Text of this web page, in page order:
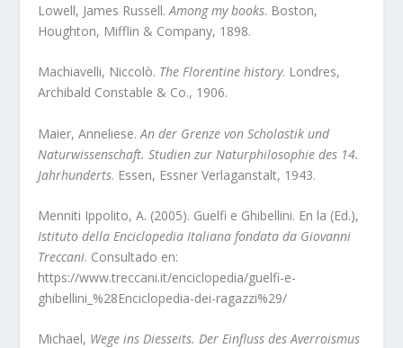
Lowell, James Russell.Among my books. Boston,
Houghton, Mifflin & Company, 1898.
Machiavelli, Niccolò. The Florentine history. Londres,
Archibald Constable & Co., 1906.
Maier, Anneliese.An der Grenze von Scholastik und
Naturwissenschaft. Studien zur Naturphilosophie des 14.
Jahrhunderts. Essen, Essner Verlaganstalt, 1943.
Menniti Ippolito, A. (2005). Guelfi e Ghibellini. En la (Ed.),
Istituto della Enciclopedia Italiana fondata da Giovanni
Treccani. Consultado en:
https://www.treccani.it/enciclopedia/guelfi-e-
ghibellini_%28Enciclopedia-dei-ragazzi%29/
Michael, Wege ins Diesseits. Der Einfluss des Averroismus